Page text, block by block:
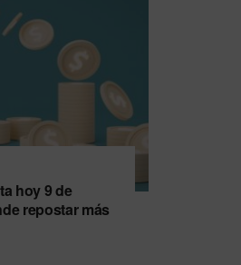
hoy 9 de
repostar más